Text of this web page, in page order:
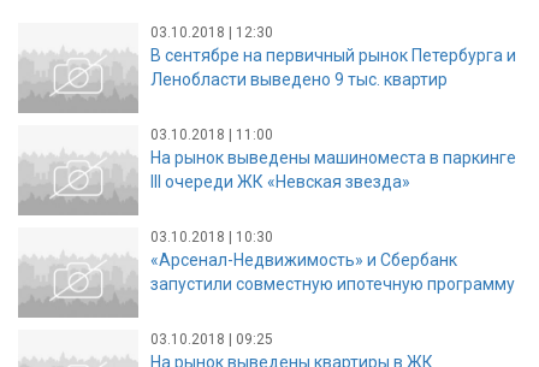
03.10.2018 | 12:30
В сентябре на первичный рынок Петербурга и
Ленобласти выведено 9 тыс. квартир
03.10.2018 | 11:00
На рынок выведены машиноместа в паркинге
III очереди ЖК «Невская звезда»
03.10.2018 | 10:30
«Арсенал-Недвижимость» и Сбербанк
запустили совместную ипотечную программу
03.10.2018 | 09:25
На рынок выведены квартиры в ЖК